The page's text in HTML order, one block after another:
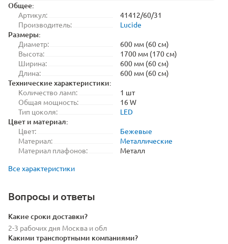
Общее:
Артикул:
41412/60/31
Производитель:
Lucide
Размеры:
Диаметр:
600 мм (60 см)
Высота:
1700 мм (170 см)
Ширина:
600 мм (60 см)
Длина:
600 мм (60 см)
Технические характеристики:
Количество ламп:
1 шт
Общая мощность:
16 W
Тип цоколя:
LED
Цвет и материал:
Цвет:
Бежевые
Материал:
Металлические
Материал плафонов:
Металл
Все характеристики
Вопросы и ответы
Какие сроки доставки?
2-3 рабочих дня Москва и обл
Какими транспортными компаниями?